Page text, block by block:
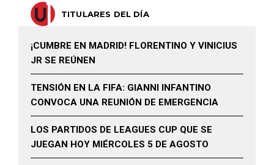
TITULARES DEL DÍA
¡CUMBRE EN MADRID! FLORENTINO Y VINICIUS
JR SE REÚNEN
TENSIÓN EN LA FIFA: GIANNI INFANTINO
CONVOCA UNA REUNIÓN DE EMERGENCIA
LOS PARTIDOS DE LEAGUES CUP QUE SE
JUEGAN HOY MIÉRCOLES 5 DE AGOSTO